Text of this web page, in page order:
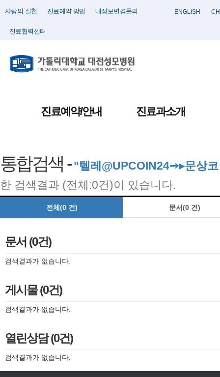
사랑의 실천 진료예약 방법 내정보변경문의
진료협력센터
ENGLISH
진료예약/안내 진료과소개
통합검색 - "텔레@UPCOIN24➙▸문상
한 검색결과 (전체:0건)이 있습니다.
전체(0 건) 문서(0 건)
문서 (0건)
검색결과가 없습니다.
게시물 (0건)
검색결과가 없습니다.
열린상담 (0건)
검색결과가 없습니다.